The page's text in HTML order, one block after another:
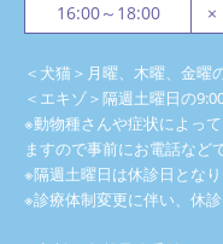
16:00～18:00
×
＜犬猫＞月曜、木曜、金曜
＜エキゾ＞隔週土曜日の
※動物種さんや症状によっ
ますので事前にお電話など
※隔週土曜日は休診日となり
※診療体制変更に伴い、休